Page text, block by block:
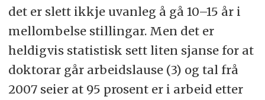
det er slett ikkje uvanleg å gå 10–15 år i
mellombelse stillingar. Men det er
heldigvis statistisk sett liten sjanse for at
doktorar går arbeidslause (3) og tal frå
2007 seier at 95 prosent er i arbeid etter